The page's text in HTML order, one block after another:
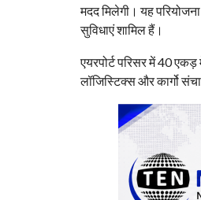
मदद मिलेगी। यह
सुविधाएं शामिल हैं।
एयरपोर्ट परिसर में 40
लॉजिस्टिक्स और कार्गो